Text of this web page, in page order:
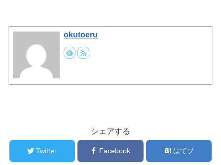
okutoeru
シェアする
Twitter Facebook はてブ